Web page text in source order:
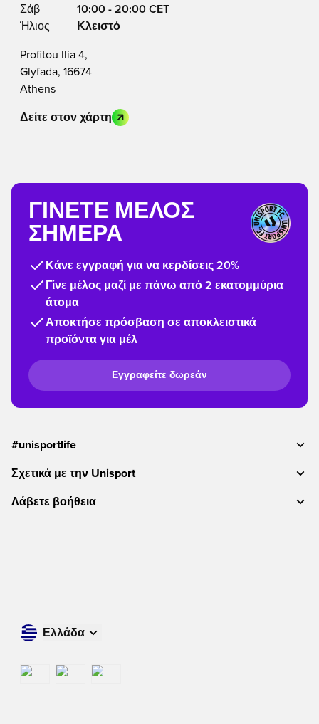
Σάβ
10:00 - 20:00 CET
Ήλιος
Κλειστό
Profitou Ilia 4,
Glyfada, 16674
Athens
Δείτε στον χάρτη
ΓΊΝΕΤΕ ΜΈΛΟΣ
ΣΉΜΕΡΑ
Κάνε εγγραφή για να κερδίσεις 20%
Γίνε μέλος μαζί με πάνω από 2 εκατομμύρια
άτομα
Αποκτήσε πρόσβαση σε αποκλειστικά
προϊόντα για μέλ
Εγγραφείτε δωρεάν
#unisportlife
Σχετικά με την Unisport
Λάβετε βοήθεια
Ελλάδα